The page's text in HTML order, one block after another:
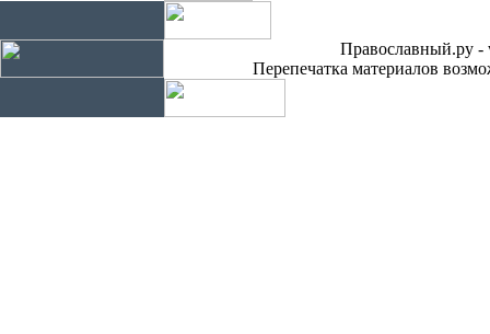
Православный.ру -
Перепечатка материалов